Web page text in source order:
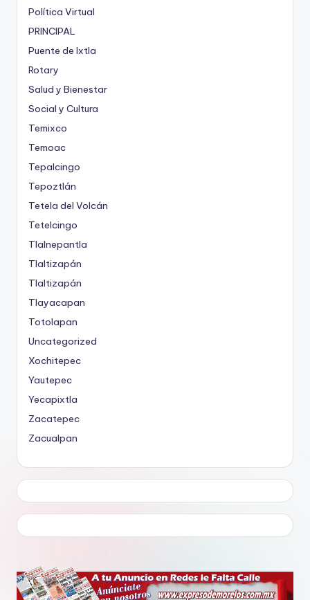
Política Virtual
PRINCIPAL
Puente de Ixtla
Rotary
Salud y Bienestar
Social y Cultura
Temixco
Temoac
Tepalcingo
Tepoztlán
Tetela del Volcán
Tetelcingo
Tlalnepantla
Tlaltizapán
Tlaltizapán
Tlayacapan
Totolapan
Uncategorized
Xochitepec
Yautepec
Yecapixtla
Zacatepec
Zacualpan